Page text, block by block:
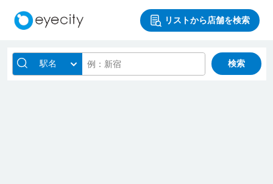
リストから店舗を検索
駅名 検索